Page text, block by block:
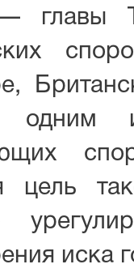
главы
цель
иска